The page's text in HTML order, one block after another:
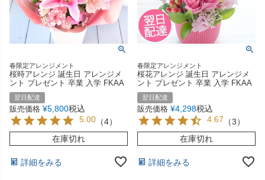
春限定アレンジメント
桜時アレンジ 誕生日 アレンジメ
ント プレゼント 卒業 入学 FKAA
翌日配達
販売価格 ¥5,800税込
5.00 （4）
在庫切れ
詳細をみる
春限定アレンジメント
桜花アレンジ 誕生日 アレンジメ
ント プレゼント 卒業 入学 FKAA
翌日配達
販売価格 ¥4,298税込
4.67 （3）
在庫切れ
詳細をみる